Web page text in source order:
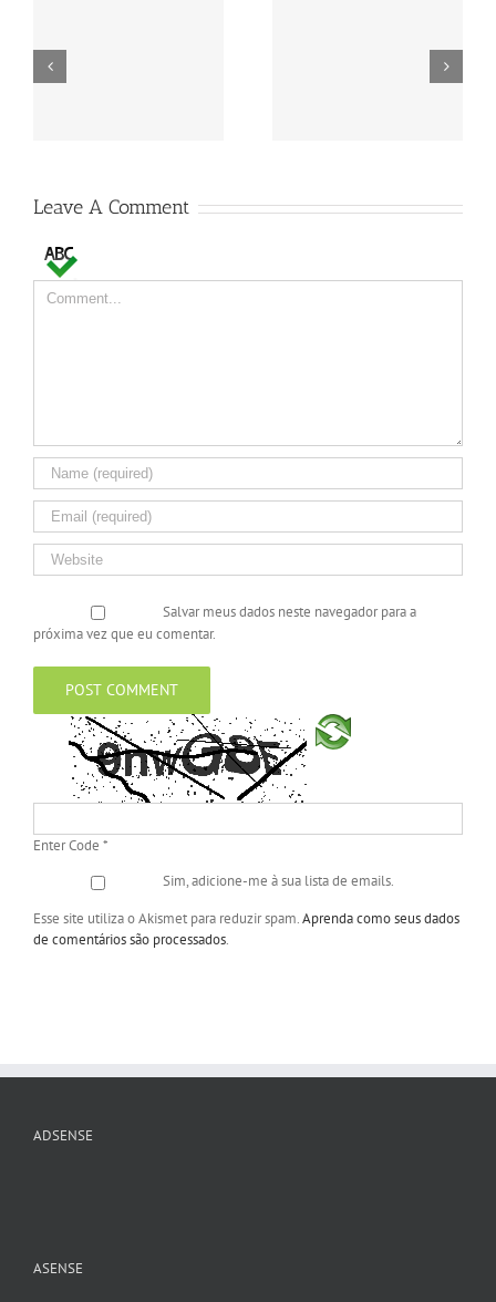
FAO: produção mundial
Leave A Comment
Comment
Salvar meus dados neste navegador para a
próxima vez que eu comentar.
Enter Code *
Sim, adicione-me à sua lista de emails.
Esse site utiliza o Akismet para reduzir spam.Aprenda como seus dados
de comentários são processados.
ADSENSE
ASENSE